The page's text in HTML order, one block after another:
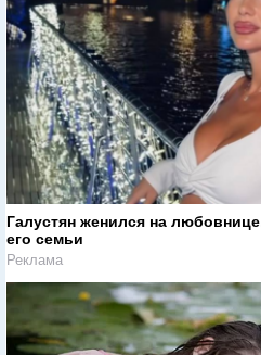
Галустян женился на
его семьи
Реклама